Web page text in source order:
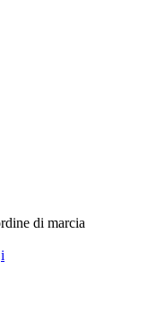
di marcia
i